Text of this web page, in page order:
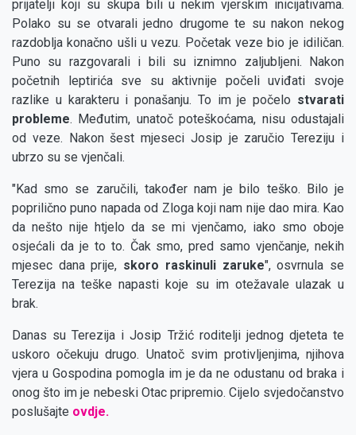
prijatelji koji su skupa bili u nekim vjerskim inicijativama.
Polako su se otvarali jedno drugome te su nakon nekog
razdoblja konačno ušli u vezu. Početak veze bio je idiličan.
Puno su razgovarali i bili su iznimno zaljubljeni. Nakon
početnih leptirića sve su aktivnije počeli uviđati svoje
razlike u karakteru i ponašanju. To im je počelo stvarati
probleme. Međutim, unatoč poteškoćama, nisu odustajali
od veze. Nakon šest mjeseci Josip je zaručio Tereziju i
ubrzo su se vjenčali.
"Kad smo se zaručili, također nam je bilo teško. Bilo je
poprilično puno napada od Zloga koji nam nije dao mira. Kao
da nešto nije htjelo da se mi vjenčamo, iako smo oboje
osjećali da je to to. Čak smo, pred samo vjenčanje, nekih
mjesec dana prije, skoro raskinuli zaruke", osvrnula se
Terezija na teške napasti koje su im otežavale ulazak u
brak.
Danas su Terezija i Josip Tržić roditelji jednog djeteta te
uskoro očekuju drugo. Unatoč svim protivljenjima, njihova
vjera u Gospodina pomogla im je da ne odustanu od braka i
onog što im je nebeski Otac pripremio. Cijelo svjedočanstvo
poslušajte ovdje.